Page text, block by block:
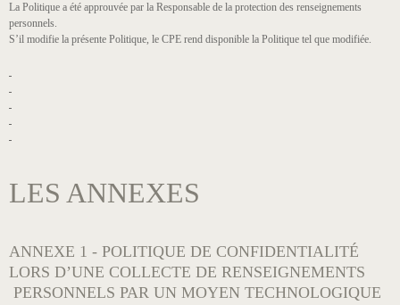
La Politique a été approuvée par la Responsable de la protection des renseignements
personnels.
S’il modifie la présente Politique, le CPE rend disponible la Politique tel que modifiée.
LES ANNEXES
ANNEXE 1 - POLITIQUE DE CONFIDENTIALITÉ
LORS D’UNE COLLECTE DE RENSEIGNEMENTS
PERSONNELS PAR UN MOYEN TECHNOLOGIQUE